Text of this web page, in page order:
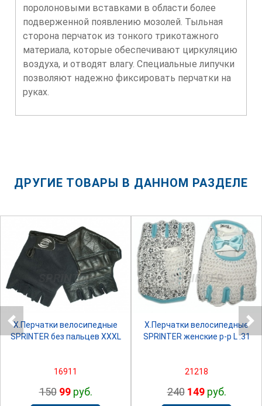
поролоновыми вставками в области более
подверженной появлению мозолей. Тыльная
сторона перчаток из тонкого трикотажного
материала, которые обеспечивают циркуляцию
воздуха, и отводят влагу. Специальные липучки
позволяют надежно фиксировать перчатки на
руках.
ДРУГИЕ ТОВАРЫ В ДАННОМ РАЗДЕЛЕ
SPRINTER
Х.Перчатки велосипедные
SPRINTER без пальцев XXXL
16911
150 99руб.
SPRINTER
Х.Перчатки велосипедные
SPRINTER женские р-р L :31
21218
240 149руб.